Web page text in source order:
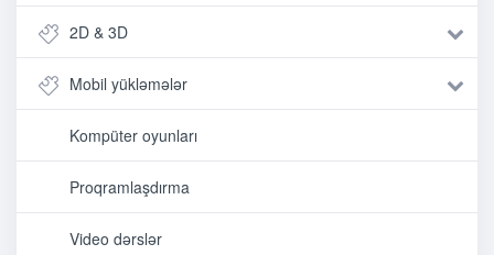
2D & 3D
Mobil yükləmələr
Kompüter oyunları
Proqramlaşdırma
Video dərslər